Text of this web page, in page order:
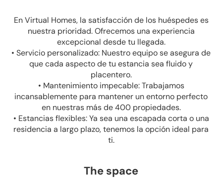
En Virtual Homes, la satisfacción de los huéspedes es
nuestra prioridad. Ofrecemos una experiencia
excepcional desde tu llegada.
• Servicio personalizado: Nuestro equipo se asegura de
que cada aspecto de tu estancia sea fluido y
placentero.
• Mantenimiento impecable: Trabajamos
incansablemente para mantener un entorno perfecto
en nuestras más de 400 propiedades.
• Estancias flexibles: Ya sea una escapada corta o una
residencia a largo plazo, tenemos la opción ideal para
ti.
The space